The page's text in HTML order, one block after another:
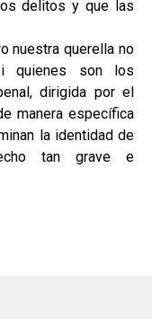
delitos y que las
nuestra querella no
quienes son los
dirigida por el
manera específica
la identidad de
tan grave e